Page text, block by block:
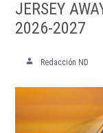
JERSEY
2026-2027
Redacción ND